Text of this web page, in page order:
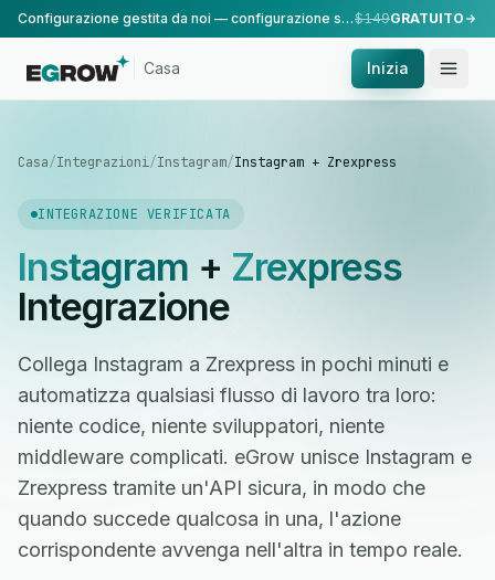
Configurazione gestita da noi — configurazione standard, eseguita dal nostro team.$149GRATUITO
Casa Inizia
Casa/Integrazioni/Instagram/Instagram + Zrexpress
INTEGRAZIONE VERIFICATA
Instagram + Zrexpress
Integrazione
Collega Instagram a Zrexpress in pochi minuti e
automatizza qualsiasi flusso di lavoro tra loro:
niente codice, niente sviluppatori, niente
middleware complicati. eGrow unisce Instagram e
Zrexpress tramite un'API sicura, in modo che
quando succede qualcosa in una, l'azione
corrispondente avvenga nell'altra in tempo reale.